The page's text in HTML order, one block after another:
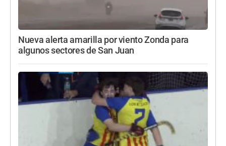
Nueva alerta amarilla por viento Zonda para
algunos sectores de San Juan